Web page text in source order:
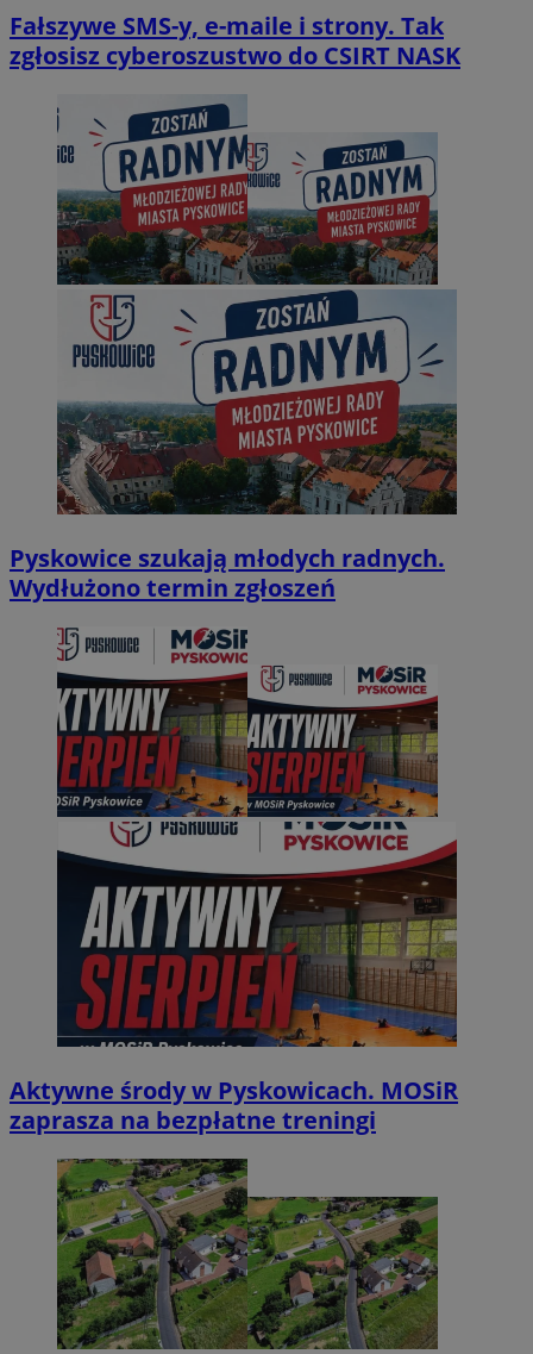
Fałszywe SMS-y, e-maile i strony. Tak
zgłosisz cyberoszustwo do CSIRT NASK
Pyskowice szukają młodych radnych.
Wydłużono termin zgłoszeń
Aktywne środy w Pyskowicach. MOSiR
zaprasza na bezpłatne treningi